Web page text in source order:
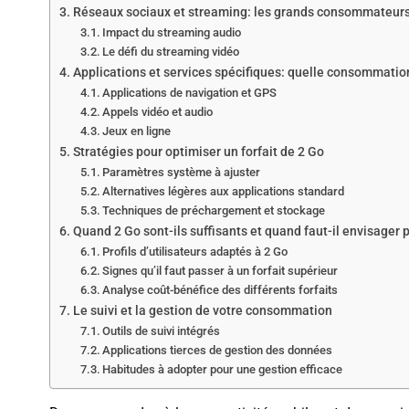
Réseaux sociaux et streaming: les grands
Impact du streaming audio
Le défi du streaming vidéo
Applications et services spécifiques: quelle
Applications de navigation et GPS
Appels vidéo et audio
Jeux en ligne
Stratégies pour optimiser un forfait de 2 Go
Paramètres système à ajuster
Alternatives légères aux applications standard
Techniques de préchargement et stockage
Quand 2 Go sont-ils suffisants et quand faut-il envisager
Profils d’utilisateurs adaptés à 2 Go
Signes qu’il faut passer à un forfait supérieur
Analyse coût-bénéfice des différents forfaits
Le suivi et la gestion de votre consommation
Outils de suivi intégrés
Applications tierces de gestion des données
Habitudes à adopter pour une gestion efficace